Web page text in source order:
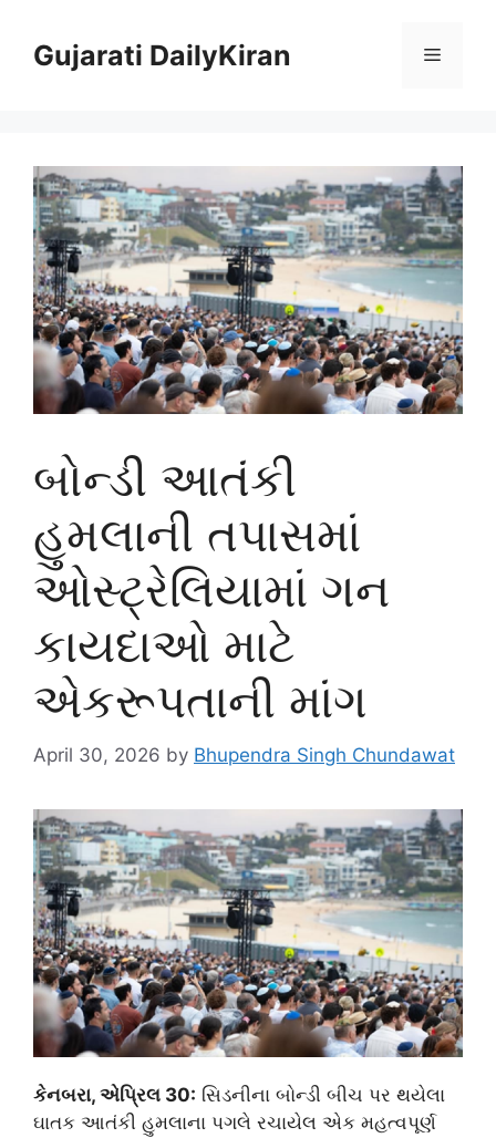
contentGujarati DailyKiran Menu
બોન્ડી આતંકી
હુમલાની તપાસમાં
ઓસ્ટ્રેલિયામાં ગન
કાયદાઓ માટે
એકરૂપતાની માંગ
April 30, 2026 by Bhupendra Singh Chundawat
કેનબરા, એપ્રિલ 30: સિડનીના બોન્ડી બીચ પર થયેલા
ઘાતક આતંકી હુમલાના પગલે રચાયેલ એક મહત્વપૂર્ણ